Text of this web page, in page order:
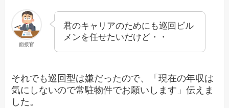
面接官
君のキャリアのためにも巡回ビル
メンを任せたいだけど・・
それでも巡回型は嫌だったので、「現在の年収は
気にしないので常駐物件でお願いします」伝えま
した。